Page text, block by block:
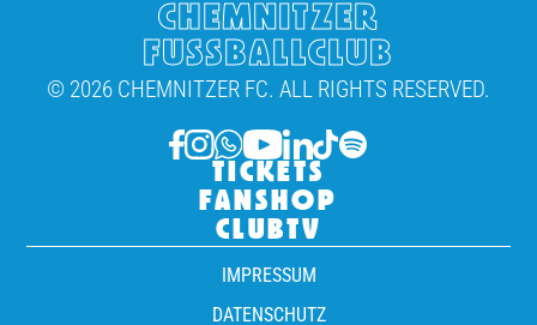
CHEMNITZER
FUSSBALLCLUB
© 2026 CHEMNITZER FC. ALL RIGHTS RESERVED.
TICKETS
FANSHOP
CLUBTV
IMPRESSUM
DATENSCHUTZ